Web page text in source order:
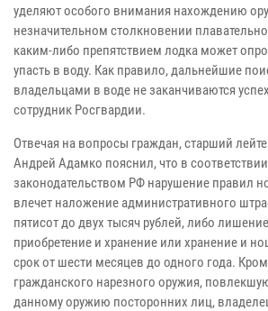
уделяют особого внимания нахождению
незначительном столкновении
каким-либо препятствием лодка может
упасть в воду. Как правило, дальнейшие
владельцами в воде не заканчиваются
сотрудник Росгвардии.
Отвечая на вопросы граждан, старший
Андрей Адамко пояснил, что в
законодательством РФ нарушение правил
влечет наложение административного
пятисот до двух тысяч рублей, либо
приобретение и хранение или хранение и
срок от шести месяцев до одного года.
гражданского нарезного оружия,
данному оружию посторонних лиц,